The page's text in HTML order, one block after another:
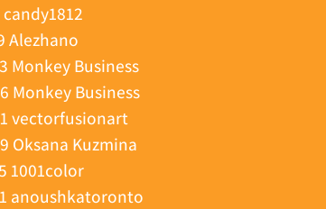
Alezhano
Monkey Business
Monkey Business
vectorfusionart
Oksana Kuzmina
1001color
anoushkatoronto